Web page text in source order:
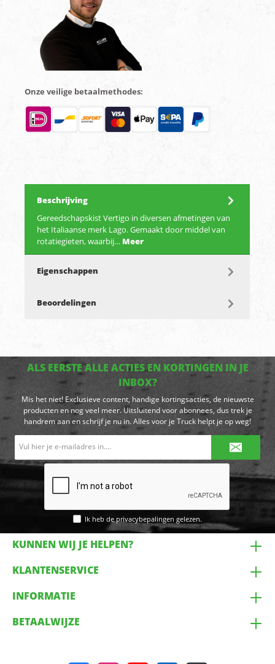
Onze veilige betaalmethodes:
Beschrijving
Gereedschapskist Vertigo in diversen afmetingen van
het Italiaanse merk Lago. Gemaakt door middel van
rotatiegieten, waarbij… Meer
Eigenschappen
Beoordelingen
ALS EERSTE ALLE ACTIES EN KORTINGEN IN JE
INBOX?
Mis het niet! Exclusieve content, handige kortingsacties, de nieuwste
producten en nog veel meer. Uitsluitend voor abonnees, dus trek je
handrem aan en schrijf je nu in. Alles voor je Truck helpt je op weg!
Ik heb deprivacybepalingen gelezen.
KUNNEN WIJ JE HELPEN?
KLANTENSERVICE
INFORMATIE
BETAALWIJZE